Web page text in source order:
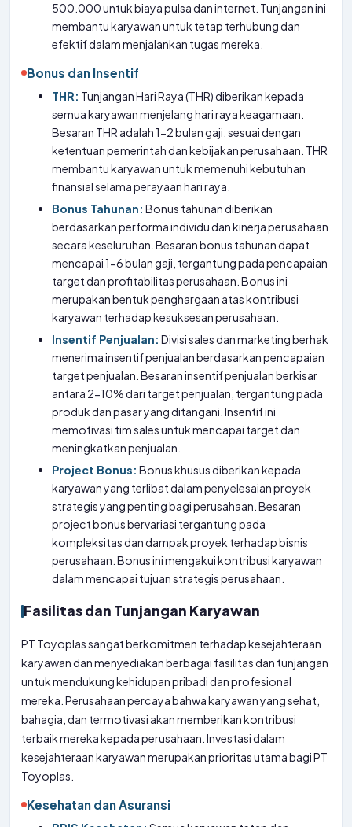
500.000 untuk biaya pulsa dan internet. Tunjangan ini
membantu karyawan untuk tetap terhubung dan
efektif dalam menjalankan tugas mereka.
Bonus dan Insentif
THR: Tunjangan Hari Raya (THR) diberikan kepada
semua karyawan menjelang hari raya keagamaan.
Besaran THR adalah 1-2 bulan gaji, sesuai dengan
ketentuan pemerintah dan kebijakan perusahaan. THR
membantu karyawan untuk memenuhi kebutuhan
finansial selama perayaan hari raya.
Bonus Tahunan: Bonus tahunan diberikan
berdasarkan performa individu dan kinerja perusahaan
secara keseluruhan. Besaran bonus tahunan dapat
mencapai 1-6 bulan gaji, tergantung pada pencapaian
target dan profitabilitas perusahaan. Bonus ini
merupakan bentuk penghargaan atas kontribusi
karyawan terhadap kesuksesan perusahaan.
Insentif Penjualan: Divisi sales dan marketing berhak
menerima insentif penjualan berdasarkan pencapaian
target penjualan. Besaran insentif penjualan berkisar
antara 2-10% dari target penjualan, tergantung pada
produk dan pasar yang ditangani. Insentif ini
memotivasi tim sales untuk mencapai target dan
meningkatkan penjualan.
Project Bonus: Bonus khusus diberikan kepada
karyawan yang terlibat dalam penyelesaian proyek
strategis yang penting bagi perusahaan. Besaran
project bonus bervariasi tergantung pada
kompleksitas dan dampak proyek terhadap bisnis
perusahaan. Bonus ini mengakui kontribusi karyawan
dalam mencapai tujuan strategis perusahaan.
Fasilitas dan Tunjangan Karyawan
PT Toyoplas sangat berkomitmen terhadap kesejahteraan
karyawan dan menyediakan berbagai fasilitas dan tunjangan
untuk mendukung kehidupan pribadi dan profesional
mereka. Perusahaan percaya bahwa karyawan yang sehat,
bahagia, dan termotivasi akan memberikan kontribusi
terbaik mereka kepada perusahaan. Investasi dalam
kesejahteraan karyawan merupakan prioritas utama bagi PT
Toyoplas.
Kesehatan dan Asuransi